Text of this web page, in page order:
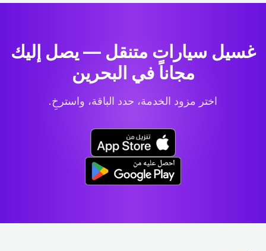
غسيل سيارات متنقل — يصل إليك
مجاناً في البحرين
اختر مزود الخدمة، حدد الباقة، واسترخِ.